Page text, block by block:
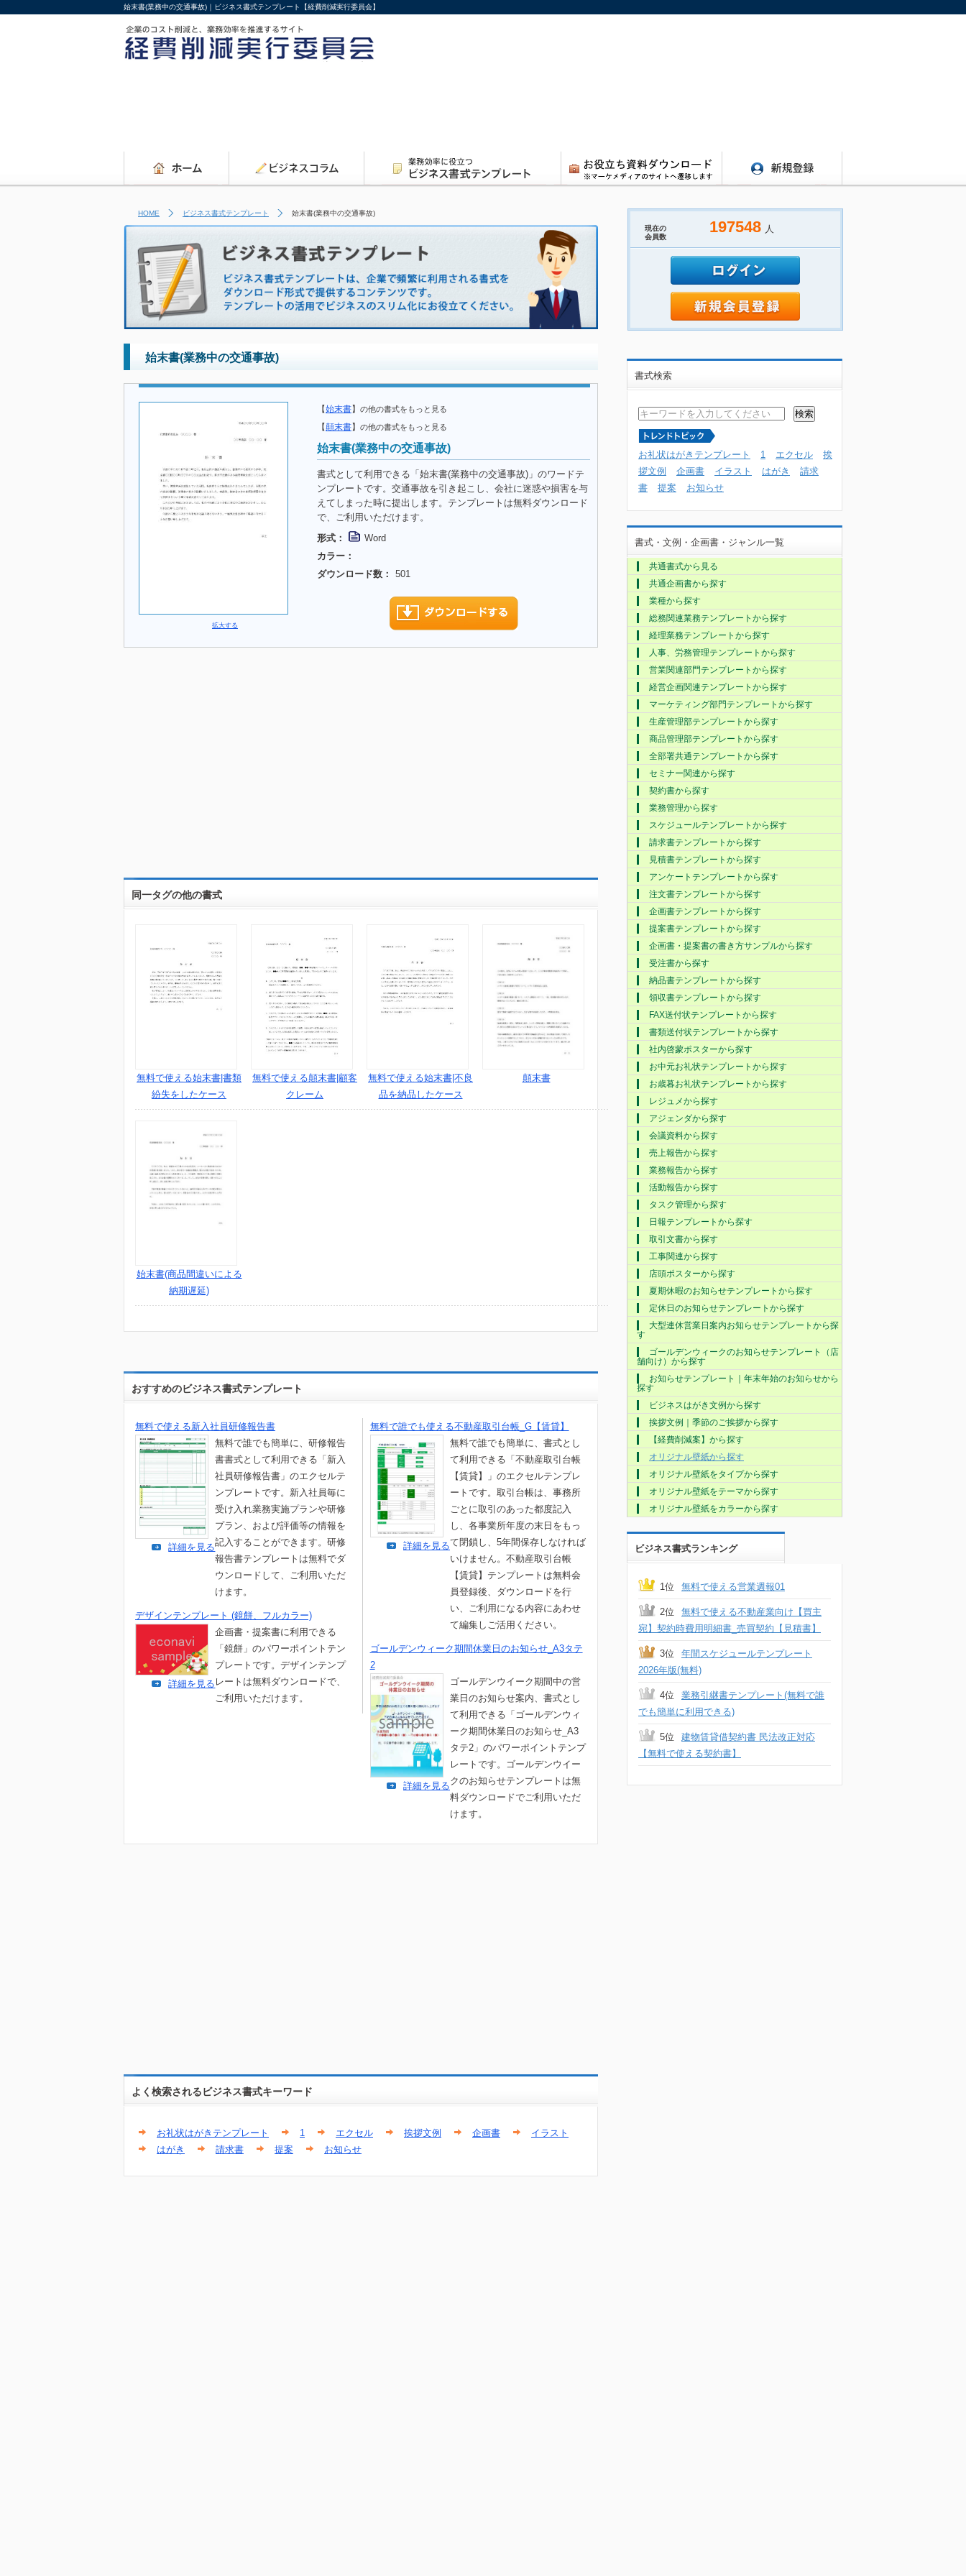
始末書(業務中の交通事故)｜ビジネス書式テンプレート【経費削減実行委員会】
HOME ビジネス書式テンプレート 始末書(業務中の交通事故)
始末書(業務中の交通事故)
拡大する
【始末書】 の他の書式をもっと見る
【顛末書】 の他の書式をもっと見る
始末書(業務中の交通事故)
書式として利用できる「始末書(業務中の交通事故)」のワードテ
ンプレートです。交通事故を引き起こし、会社に迷惑や損害を与
えてしまった時に提出します。テンプレートは無料ダウンロード
で、ご利用いただけます。
形式：
Word
カラー：
ダウンロード数：
501
同一タグの他の書式
無料で使える始末書|書類
紛失をしたケース
無料で使える顛末書|顧客
クレーム
無料で使える始末書|不良
品を納品したケース
顛末書
始末書(商品間違いによる
納期遅延)
おすすめのビジネス書式テンプレート
無料で使える新入社員研修報告書
無料で誰でも簡単に、研修報告
書書式として利用できる「新入
社員研修報告書」のエクセルテ
ンプレートです。新入社員毎に
受け入れ業務実施プランや研修
プラン、および評価等の情報を
記入することができます。研修
報告書テンプレートは無料でダ
ウンロードして、ご利用いただ
けます。
詳細を見る
無料で誰でも使える不動産取引台帳_G【賃貸】
無料で誰でも簡単に、書式とし
て利用できる「不動産取引台帳
【賃貸】」のエクセルテンプレ
ートです。取引台帳は、事務所
ごとに取引のあった都度記入
し、各事業所年度の末日をもっ
て閉鎖し、5年間保存しなければ
いけません。不動産取引台帳
【賃貸】テンプレートは無料会
員登録後、ダウンロードを行
い、ご利用になる内容にあわせ
て編集しご活用ください。
詳細を見る
デザインテンプレート (鏡餅、フルカラー)
企画書・提案書に利用できる
「鏡餅」のパワーポイントテン
プレートです。デザインテンプ
レートは無料ダウンロードで、
ご利用いただけます。
詳細を見る
ゴールデンウィーク期間休業日のお知らせ_A3タテ
2
ゴールデンウイーク期間中の営
業日のお知らせ案内、書式とし
て利用できる「ゴールデンウィ
ーク期間休業日のお知らせ_A3
タテ2」のパワーポイントテンプ
レートです。ゴールデンウイー
クのお知らせテンプレートは無
料ダウンロードでご利用いただ
けます。
詳細を見る
よく検索されるビジネス書式キーワード
お礼状はがきテンプレート 1 エクセル 挨拶文例 企画書
イラスト
はがき
請求書 提案 お知らせ
現在の
会員数
197548 人
書式検索
お礼状はがきテンプレート 1 エクセル
挨
拶文例
企画書 イラスト はがき
請求
書
提案 お知らせ
書式・文例・企画書・ジャンル一覧
共通書式から見る
共通企画書から探す
業種から探す
総務関連業務テンプレートから探す
経理業務テンプレートから探す
人事、労務管理テンプレートから探す
営業関連部門テンプレートから探す
経営企画関連テンプレートから探す
マーケティング部門テンプレートから探す
生産管理部テンプレートから探す
商品管理部テンプレートから探す
全部署共通テンプレートから探す
セミナー関連から探す
契約書から探す
業務管理から探す
スケジュールテンプレートから探す
請求書テンプレートから探す
見積書テンプレートから探す
アンケートテンプレートから探す
注文書テンプレートから探す
企画書テンプレートから探す
提案書テンプレートから探す
企画書・提案書の書き方サンプルから探す
受注書から探す
納品書テンプレートから探す
領収書テンプレートから探す
FAX送付状テンプレートから探す
書類送付状テンプレートから探す
社内啓蒙ポスターから探す
お中元お礼状テンプレートから探す
お歳暮お礼状テンプレートから探す
レジュメから探す
アジェンダから探す
会議資料から探す
売上報告から探す
業務報告から探す
活動報告から探す
タスク管理から探す
日報テンプレートから探す
取引文書から探す
工事関連から探す
店頭ポスターから探す
夏期休暇のお知らせテンプレートから探す
定休日のお知らせテンプレートから探す
大型連休営業日案内お知らせテンプレートから探
す
ゴールデンウィークのお知らせテンプレート（店
舗向け）から探す
お知らせテンプレート｜年末年始のお知らせから
探す
ビジネスはがき文例から探す
挨拶文例｜季節のご挨拶から探す
【経費削減案】から探す
オリジナル壁紙から探す
オリジナル壁紙をタイプから探す
オリジナル壁紙をテーマから探す
オリジナル壁紙をカラーから探す
ビジネス書式ランキング
1位 無料で使える営業週報01
2位
無料で使える不動産業向け【買主
宛】契約時費用明細書_売買契約【見積書】
3位
年間スケジュールテンプレート
2026年版(無料)
4位
業務引継書テンプレート(無料で誰
でも簡単に利用できる)
5位
建物賃貸借契約書 民法改正対応
【無料で使える契約書】